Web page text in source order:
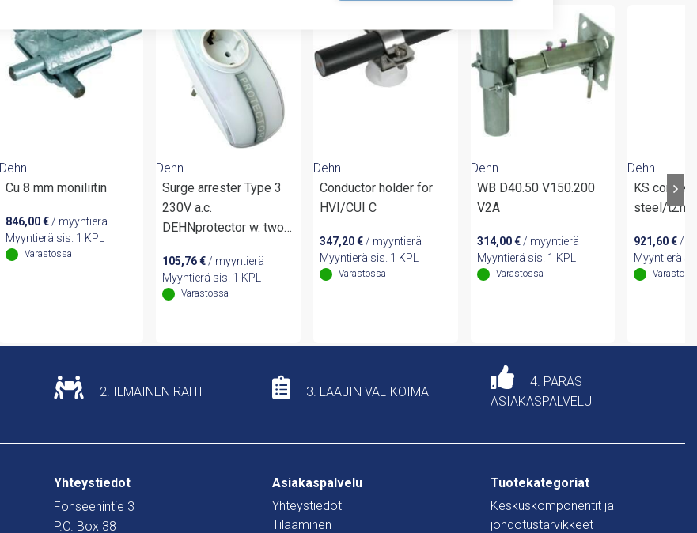
Dehn
Cu 8 mm moniliitin
846,00€/ myyntierä
Myyntierä sis. 1 KPL
Varastossa
Dehn
Surge arrester Type 3
230V a.c.
DEHNprotector w. two-
105,76€ / myyntierä
Myyntierä sis. 1 KPL
Varastossa
Dehn
Conductor holder for
HVI/CUI C
347,20€ / myyntierä
Myyntierä sis. 1 KPL
Varastossa
Dehn
WB D40.50 V150.200
V2A
314,00€/ myyntierä
Myyntierä sis. 1 KPL
Varastossa
Dehn
KS
steel/tZn
921,60€ /
Myyntierä
2. ILMAINEN RAHTI 3. LAAJIN VALIKOIMA
4. PARAS
ASIAKASPALVELU
Yhteystiedot
Fonseenintie 3
P.O. Box 38
Asiakaspalvelu
Yhteystiedot
Tilaaminen
Tuotekategoriat
Keskuskomponentit ja
johdotustarvikkeet